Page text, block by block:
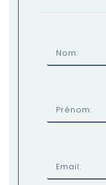
Nom:
Prénom:
Email: